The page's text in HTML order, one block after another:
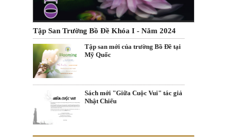
Tập San Trường Bồ Đề Khóa I - Năm 2024
Tập san mới của trường Bồ Đề tại
Mỹ Quốc
Sách mới "Giữa Cuộc Vui" tác giả
Nhật Chiếu